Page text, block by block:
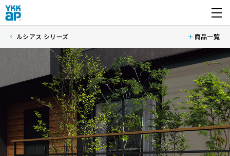
開く
ルシアス シリーズ 商品一覧